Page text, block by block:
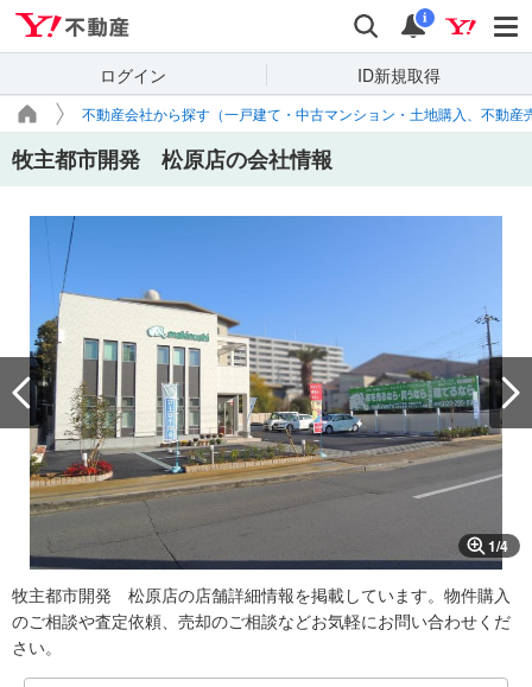
検索 通知
i
ログイン ID新規取得
不動産会社から探す（一戸建て・中古マンション・土地購入、不動産
牧主都市開発 松原店の会社情報
1/4
牧主都市開発 松原店の店舗詳細情報を掲載しています。物件購入
のご相談や査定依頼、売却のご相談などお気軽にお問い合わせくだ
さい。